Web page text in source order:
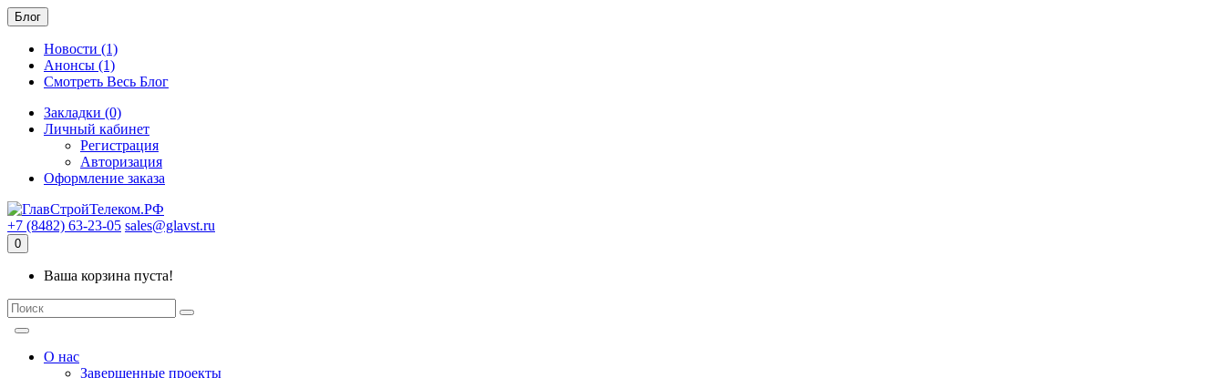
Блог
Новости (1)
Анонсы (1)
Смотреть Весь Блог
Закладки (0)
Личный кабинет
Регистрация
Авторизация
Оформление заказа
+7 (8482) 63-23-05 sales@glavst.ru
0
Ваша корзина пуста!
О нас
Завершенные проекты